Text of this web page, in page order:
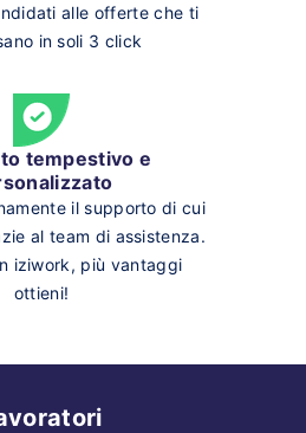
alle offerte che ti
in soli 3 click
tempestivo e
il supporto di cui
al team di assistenza.
iziwork, più vantaggi
ottieni!